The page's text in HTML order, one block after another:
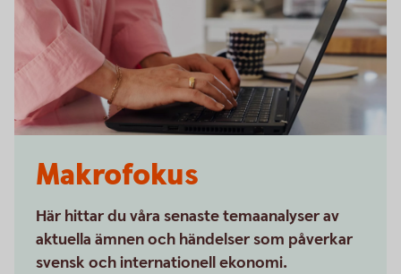
Makrofokus
Här hittar du våra senaste temaanalyser av
aktuella ämnen och händelser som påverkar
svensk och internationell ekonomi.